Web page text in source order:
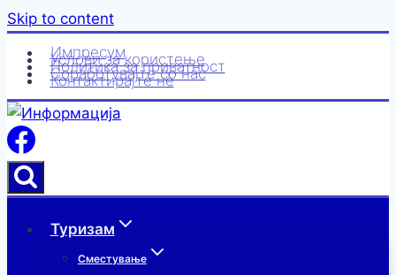
Skip to content
Импресум
Услови за користење
Политика за приватност
Соработувајте со нас
Контактирајте нè
Туризам
Сместување